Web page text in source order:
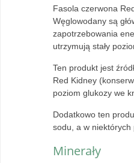
Fasola czerwona
Węglowodany są
zapotrzebowania
utrzymują stały
Ten produkt jest
Red Kidney
poziom glukozy we
Dodatkowo ten
sodu, a w niektórych
Minerały